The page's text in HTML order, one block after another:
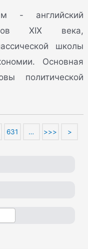
- английский
XIX века,
школы
Основная
политической
631 … >>> >